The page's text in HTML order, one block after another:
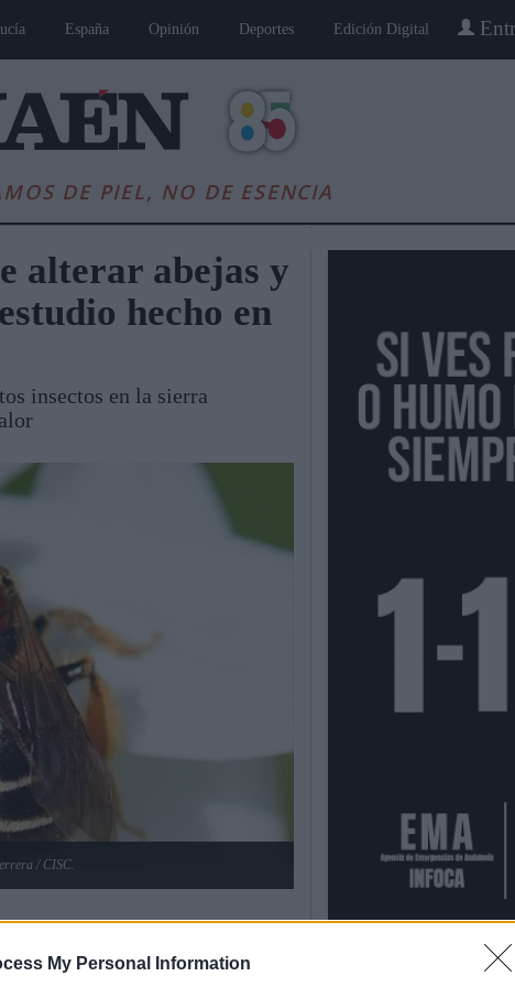
My Personal Information
España Opinión Deportes Edición Digital
DE PIEL, NO DE ESENCIA
Jaén, Pueblo a Pueblo
alterar abejas y
hecho en
insectos en la sierra
/ CISC.